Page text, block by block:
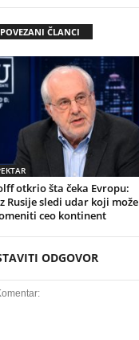
POVEZANI ČLANCI
otkrio šta čeka Evropu:
Rusije sledi udar koji može
ceo kontinent
ODGOVOR